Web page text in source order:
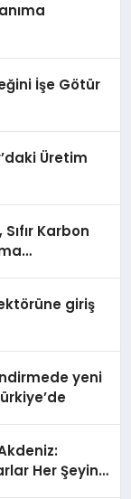
İşe Götür
Üretim
Karbon
giriş
yeni
Her Şeyin